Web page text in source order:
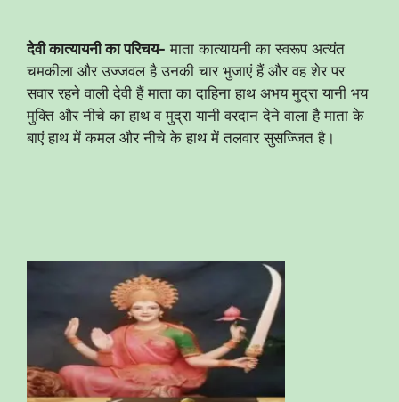
देवी कात्यायनी का परिचय- माता कात्यायनी का स्वरूप अत्यंत
चमकीला और उज्जवल है उनकी चार भुजाएं हैं और वह शेर पर
सवार रहने वाली देवी हैं माता का दाहिना हाथ अभय मुद्रा यानी भय
मुक्ति और नीचे का हाथ व मुद्रा यानी वरदान देने वाला है माता के
बाएं हाथ में कमल और नीचे के हाथ में तलवार सुसज्जित है।